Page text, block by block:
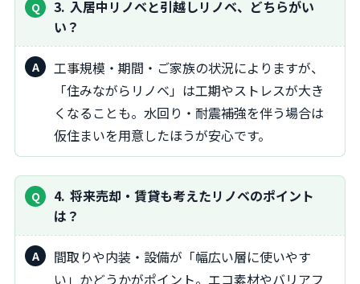
3 入居中リノベと引越しリノベ、どちらがい
い？
工事規模・期間・ご家族の状況によりますが、
「住みながらリノベ」は工期やストレスが大き
くなることも。水回り・耐震補強を伴う場合は
仮住まいを用意したほうが安心です。
4 将来売却・賃貸も考えたリノベのポイント
は？
間取りや内装・設備が「幅広い層に使いやす
い」かどうかがポイント。エコ素材やバリアフ